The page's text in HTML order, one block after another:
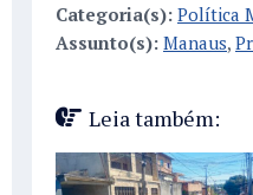
Categoria(s): Política
Assunto(s): Manaus,
Leia também: